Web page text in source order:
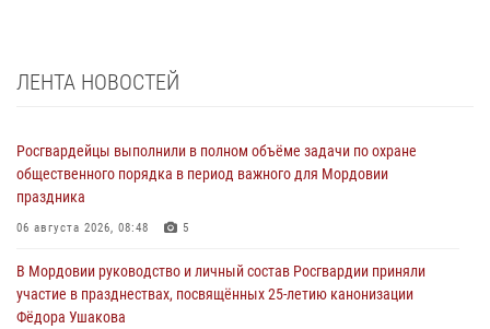
ЛЕНТА НОВОСТЕЙ
Росгвардейцы выполнили в полном объёме задачи по охране
общественного порядка в период важного для Мордовии
праздника
06 августа 2026, 08:48 5
В Мордовии руководство и личный состав Росгвардии приняли
участие в празднествах, посвящённых 25-летию канонизации
Фёдора Ушакова